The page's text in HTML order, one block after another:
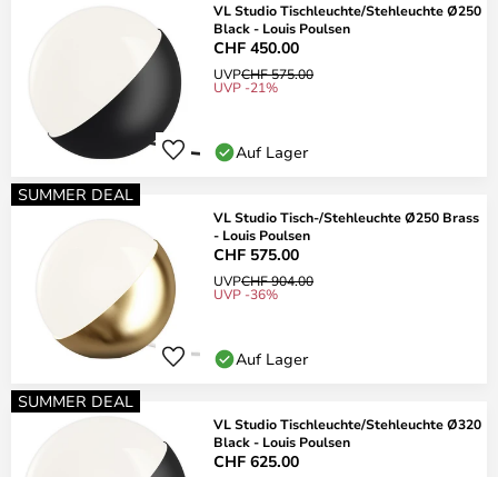
VL Studio Tischleuchte/Stehleuchte Ø250
Black - Louis Poulsen
CHF 450.00
UVPCHF 575.00
UVP -21%
Auf Lager
SUMMER DEAL
VL Studio Tisch-/Stehleuchte Ø250 Brass
- Louis Poulsen
CHF 575.00
UVPCHF 904.00
UVP -36%
Auf Lager
SUMMER DEAL
VL Studio Tischleuchte/Stehleuchte Ø320
Black - Louis Poulsen
CHF 625.00